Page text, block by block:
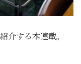
介する本連載。